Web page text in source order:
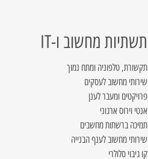
תשתיות מחשוב ו-IT
תקשורת, טלפוניה ומתח נמוך
שירותי מחשוב לעסקים
פרויקטים ומעבר לענן
אנטי וירוס ארגוני
תמיכה ברשתות מחשבים
שירותי מחשוב לענף הבנייה
קו גיבוי סלולרי